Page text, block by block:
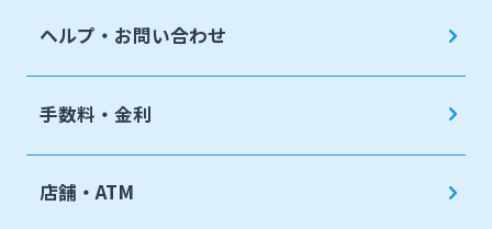
ヘルプ・お問い合わせ
手数料・金利
店舗・ATM